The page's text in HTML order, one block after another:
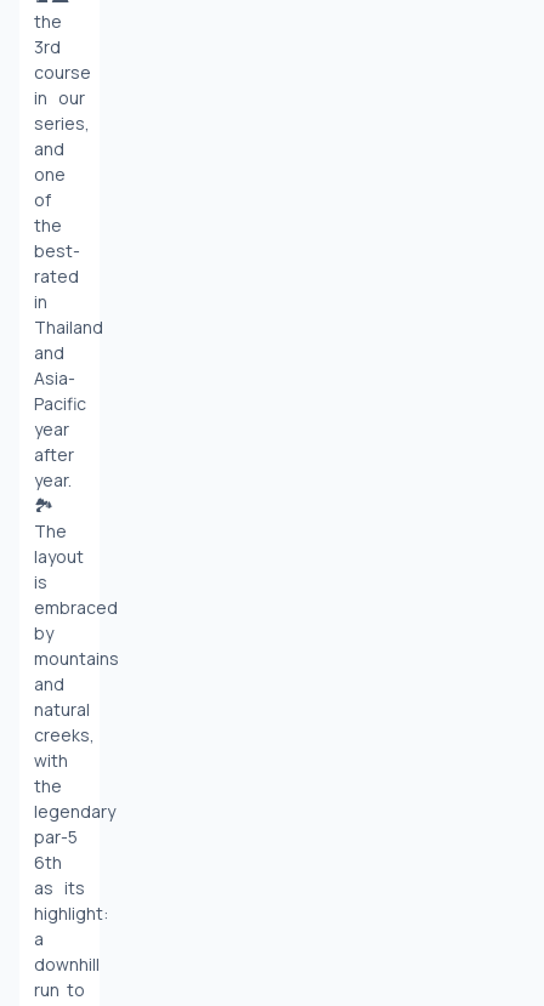
the
3rd
course
in our
series,
and
one
of
the
best-
rated
in
Thailand
and
Asia-
Pacific
year
after
year.
🏞️
The
layout
is
embraced
by
mountains
and
natural
creeks,
with
the
legendary
par-5
6th
as its
highlight:
a
downhill
run to